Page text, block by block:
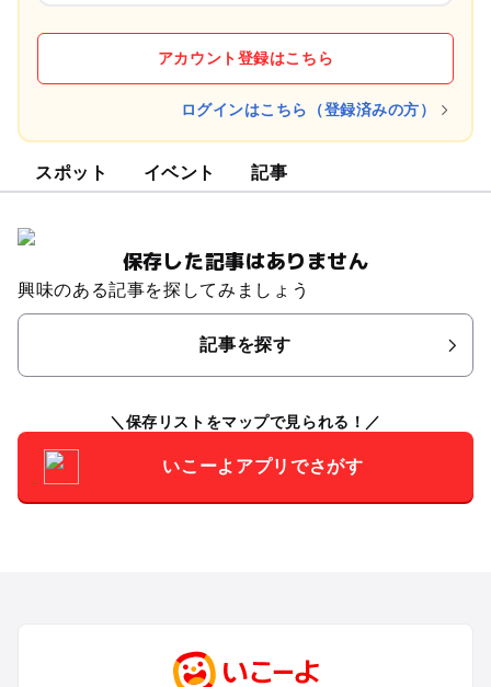
アカウント登録はこちら
ログインはこちら（登録済みの方）
スポット イベント 記事
保存した記事はありません
興味のある記事を探してみましょう
記事を探す
保存リストをマップで見られる！
いこーよアプリでさがす